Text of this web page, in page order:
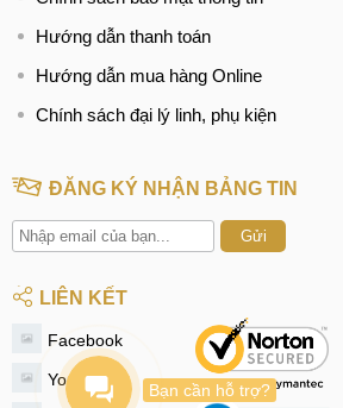
Hotline:097.123.9797
Từ khóa tìm kiếm liên quan:
thay camera LG G4 ở hà nội
thay camera LG G4 lấy ngay
thay camera LG G4 chính hãng
Hướng dẫn thanh toán
Hướng dẫn mua hàng Online
Chính sách đại lý linh, phụ kiện
ĐĂNG KÝ NHẬN BẢNG TIN
Gửi
LIÊN KẾT
Facebook
Youtube
Bạn cần hỗ trợ?